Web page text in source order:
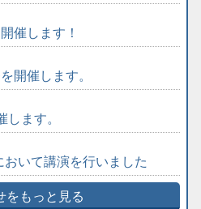
催します！
開催します。
ます。
いて講演を行いました
をもっと見る